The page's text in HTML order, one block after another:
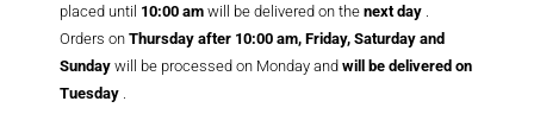
placed until 10:00 am will be delivered on the next day
Orders on Thursday after 10:00 am, Friday, Saturday and
Sunday will be processed on Monday and will be delivered on
Tuesday